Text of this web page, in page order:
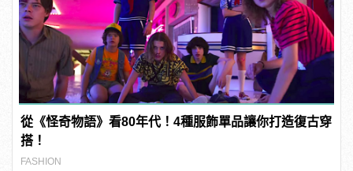
從《怪奇物語》看80年代！4種服飾單品讓你打造復古穿
搭！
FASHION